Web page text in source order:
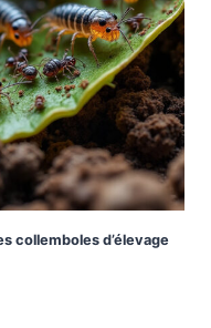
collemboles d’élevage